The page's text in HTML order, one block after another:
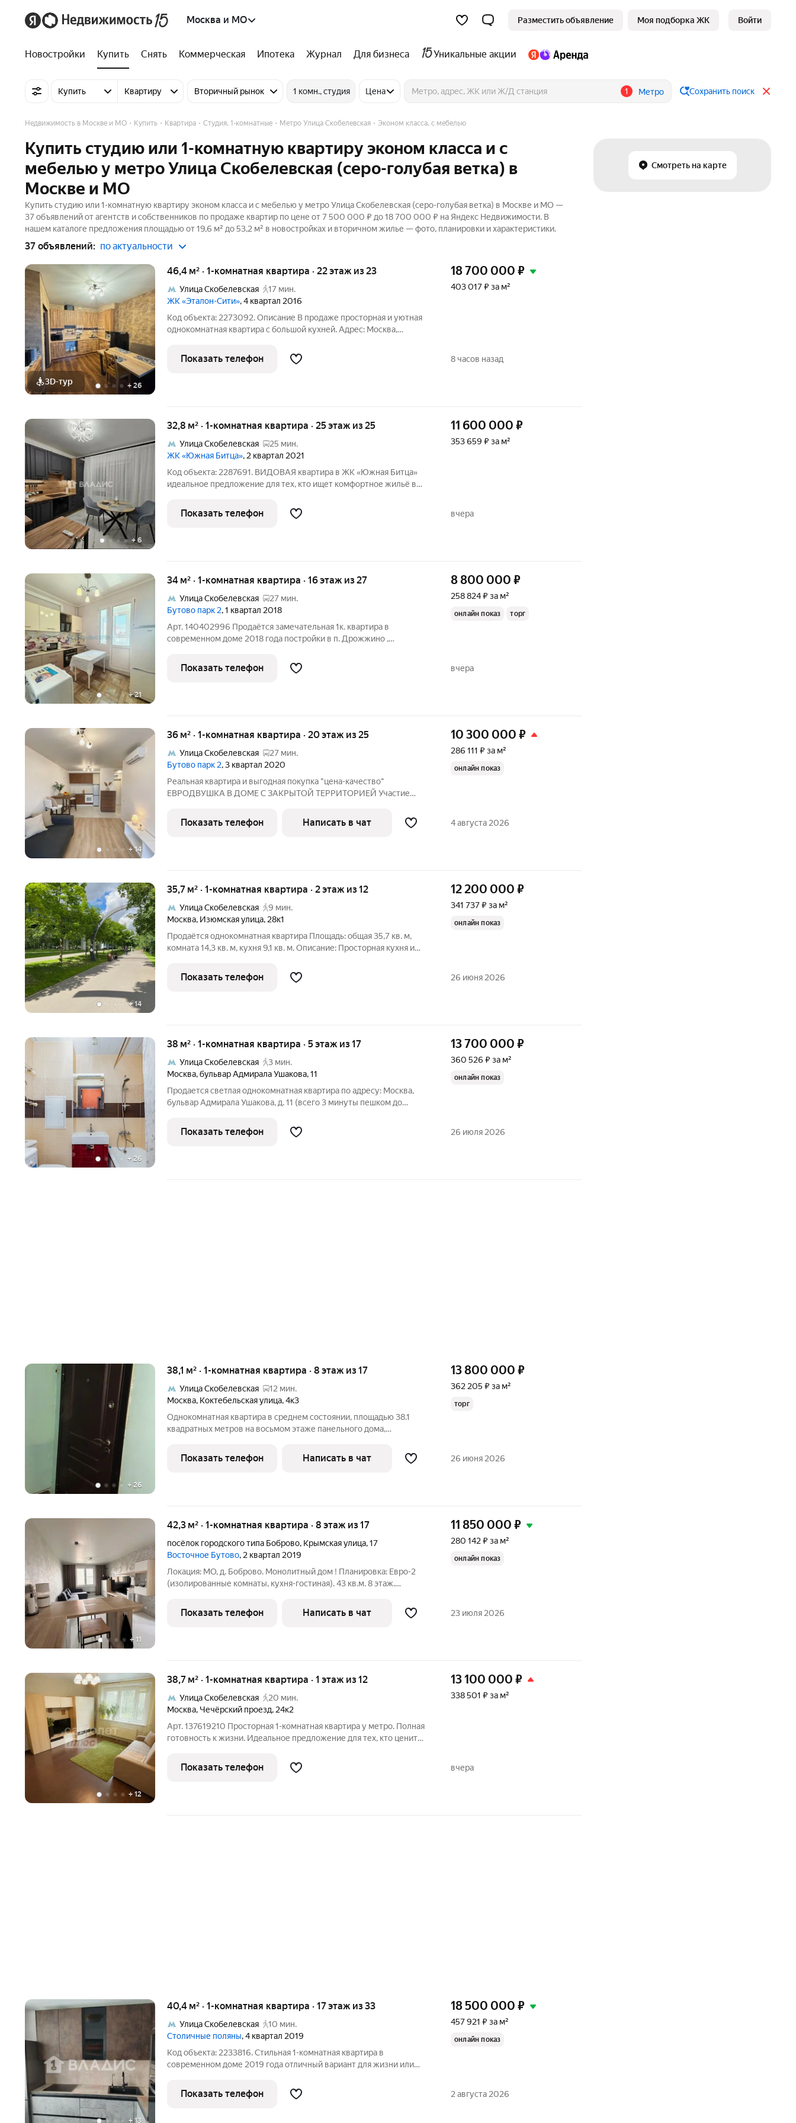
Москва и МО Разместить объявление Моя подборка ЖК Войти
Новостройки Купить Снять Коммерческая Ипотека Журнал Для бизнеса Уникальные акции
Купить Квартиру Вторичный рынок 1 комн., студия Цена 1 Метро Сохранить поиск
Смотреть на карте
Недвижимость в Москве и МО Купить Квартира Студия, 1-комнатные Метро Улица Скобелевская Эконом класса, с мебелью
Купить студию или 1-комнатную квартиру эконом класса и с
мебелью у метро Улица Скобелевская (серо-голубая ветка) в
Москве и МО
Купить студию или 1-комнатную квартиру эконом класса и с мебелью у метро Улица Скобелевская (серо-голубая ветка) в Москве и МО —
37 объявлений от агентств и собственников по продаже квартир по цене от 7 500 000 ₽ до 18 700 000 ₽ на Яндекс Недвижимости. В
нашем каталоге предложения площадью от 19,6 м² до 53,2 м² в новостройках и вторичном жилье — фото, планировки и характеристики.
37 объявлений: по актуальности
3D-тур + 26
46,4 м² · 1-комнатная квартира · 22 этаж из 23
Улица Скобелевская
17 мин.
ЖК «Эталон-Сити», 4 квартал 2016
Код объекта: 2273092. Описание В продаже просторная и уютная
однокомнатная квартира с большой кухней. Адрес: Москва,
транспортная доступность. От подъезда до метро - 15 минут
пешком. Описание
18 700 000 ₽
403 017 ₽ за м²
Показать телефон 8 часов назад
+6
32,8 м² · 1-комнатная квартира · 25 этаж из 25
Улица Скобелевская
25 мин.
ЖК «Южная Битца», 2 квартал 2021
Код объекта: 2287691. ВИДОВАЯ квартира в ЖК «Южная Битца»
идеальное предложение для тех, кто ищет комфортное жильё в
квартира расположена на 25 этаже, благодаря чему открывается
великолепный
11 600 000 ₽
353 659 ₽ за м²
Показать телефон вчера
+21
34 м² · 1-комнатная квартира · 16 этаж из 27
Улица Скобелевская
27 мин.
Бутово парк 2, 1 квартал 2018
Арт. 140402996 Продаётся замечательная 1к. квартира в
современном доме 2018 года постройки в п. Дрожжино ,
18.2 м. Кухня квадратная 8.4 м. с выходом на отремонтированную
лоджию с панорамным
8 800 000 ₽
258 824 ₽ за м²
онлайн показ торг
Показать телефон вчера
+14
36 м² · 1-комнатная квартира · 20 этаж из 25
Улица Скобелевская
27 мин.
Бутово парк 2, 3 квартал 2020
Реальная квартира и выгодная покупка "цена-качество"
ЕВРОДВУШКА В ДОМЕ С ЗАКРЫТОЙ ТЕРРИТОРИЕЙ Участие
с ЗАКРЫТЫМ ОХРАНЯЕМЫМ ДВОРОМ с продуманным
зонированием: площадки для малышей,
10 300 000 ₽
286 111 ₽ за м²
онлайн показ
Показать телефон Написать в чат 4 августа 2026
+14
35,7 м² · 1-комнатная квартира · 2 этаж из 12
Улица Скобелевская
9 мин.
Москва, Изюмская улица, 28к1
Продаётся однокомнатная квартира Площадь: общая 35,7 кв. м,
комната 14,3 кв. м, кухня 9,1 кв. м. Описание: Просторная кухня и
12 200 000 ₽
341 737 ₽ за м²
онлайн показ
Показать телефон 26 июня 2026
+ 26
38 м² · 1-комнатная квартира · 5 этаж из 17
Улица Скобелевская
3 мин.
Москва,бульвар Адмирала Ушакова,11
Продается светлая однокомнатная квартира по адресу: Москва,
бульвар Адмирала Ушакова, д. 11 (всего 3 минуты пешком до
13 700 000 ₽
360 526 ₽ за м²
онлайн показ
Показать телефон 26 июля 2026
+ 26
38,1 м² · 1-комнатная квартира · 8 этаж из 17
Улица Скобелевская
12 мин.
Москва, Коктебельская улица,4к3
Однокомнатная квартира в среднем состоянии, площадью 38.1
квадратных метров на восьмом этаже панельного дома,
окна, новая металлическая дверь Консул, дом во дворе в 5
минутах ходьбы от
13 800 000 ₽
362 205 ₽ за м²
торг
Показать телефон Написать в чат 26 июня 2026
+ 11
42,3 м² · 1-комнатная квартира · 8 этаж из 17
посёлок городского типа Боброво, Крымская улица,17
Восточное Бутово, 2 квартал 2019
Локация: МО, д. Боброво. Монолитный дом ! Планировка: Евро-2
(изолированные комнаты, кухня-гостиная). 43 кв.м. 8 этаж.
(европейский бренд). Бесшовная укладка эффект монолита.
Стены: Декоративная
11 850 000 ₽
280 142 ₽ за м²
онлайн показ
Показать телефон Написать в чат 23 июля 2026
+ 12
38,7 м² · 1-комнатная квартира · 1 этаж из 12
Улица Скобелевская
20 мин.
Москва, Чечёрский проезд, 24к2
Арт. 137619210 Просторная 1-комнатная квартира у метро. Полная
готовность к жизни. Идеальное предложение для тех, кто ценит
функциональная однокомнатная квартира площадью 38,7 м. Это не
просто
13 100 000 ₽
338 501 ₽ за м²
Показать телефон вчера
+ 13
40,4 м² · 1-комнатная квартира · 17 этаж из 33
Улица Скобелевская
10 мин.
Столичные поляны, 4 квартал 2019
Код объекта: 2233816. Стильная 1-комнатная квартира в
современном доме 2019 года отличный вариант для жизни или
40,4 кв. м в современном монолитном доме на улице Поляны.
Расположенная на 17
18 500 000 ₽
457 921 ₽ за м²
онлайн показ
Показать телефон 2 августа 2026